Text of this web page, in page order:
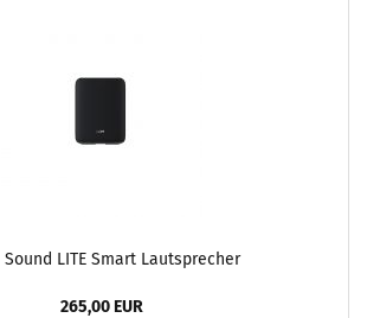
Sound LITE Smart Lautsprecher
265,00 EUR